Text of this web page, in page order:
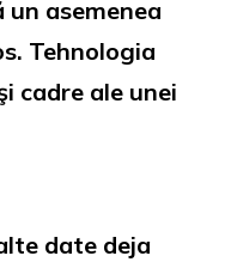
un asemenea
Tehnologia
cadre ale unei
date deja